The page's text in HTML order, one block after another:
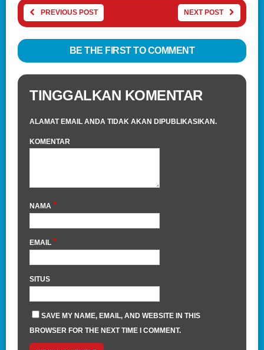
PREVIOUS POST NEXT POST
BE THE FIRST TO COMMENT
TINGGALKAN KOMENTAR
ALAMAT EMAIL ANDA TIDAK AKAN DIPUBLIKASIKAN.
KOMENTAR
NAMA *
EMAIL *
SITUS
SAVE MY NAME, EMAIL, AND WEBSITE IN THIS
BROWSER FOR THE NEXT TIME I COMMENT.